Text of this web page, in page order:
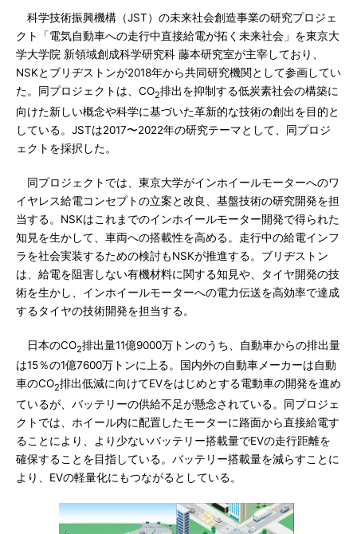
科学技術振興機構（JST）の未来社会創造事業の研究プロジェ
クト「電気自動車への走行中直接給電が拓く未来社会」を東京大
学大学院 新領域創成科学研究科 藤本研究室が主宰しており、
NSKとブリヂストンが2018年から共同研究機関として参画してい
た。同プロジェクトは、CO2排出を抑制する低炭素社会の構築に
向けた新しい概念や科学に基づいた革新的な技術の創出を目的と
している。JSTは2017〜2022年の研究テーマとして、同プロジ
ェクトを採択した。
同プロジェクトでは、東京大学がインホイールモーターへのワ
イヤレス給電コンセプトの立案と改良、基盤技術の研究開発を担
当する。NSKはこれまでのインホイールモーター開発で得られた
知見を生かして、車両への搭載性を高める。走行中の給電インフ
ラを社会実装するための検討もNSKが推進する。ブリヂストン
は、給電を阻害しない有機材料に関する知見や、タイヤ開発の技
術を生かし、インホイールモーターへの電力伝送を高効率で達成
するタイヤの技術開発を担当する。
日本のCO2排出量11億9000万トンのうち、自動車からの排出量
は15％の1億7600万トンに上る。国内外の自動車メーカーは自動
車のCO2排出低減に向けてEVをはじめとする電動車の開発を進め
ているが、バッテリーの供給不足が懸念されている。同プロジェ
クトでは、ホイール内に配置したモーターに路面から直接給電す
ることにより、より少ないバッテリー搭載量でEVの走行距離を
確保することを目指している。バッテリー搭載量を減らすことに
より、EVの軽量化にもつながるとしている。